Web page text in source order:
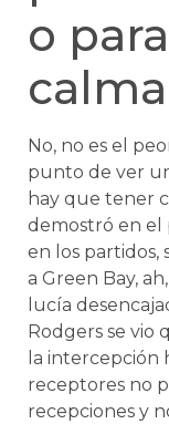
o
No, no es el
punto de ver
hay que tener
demostró en el
en los partidos,
a Green Bay,
lucía
Rodgers se vio
la intercepción
receptores no
recepciones y